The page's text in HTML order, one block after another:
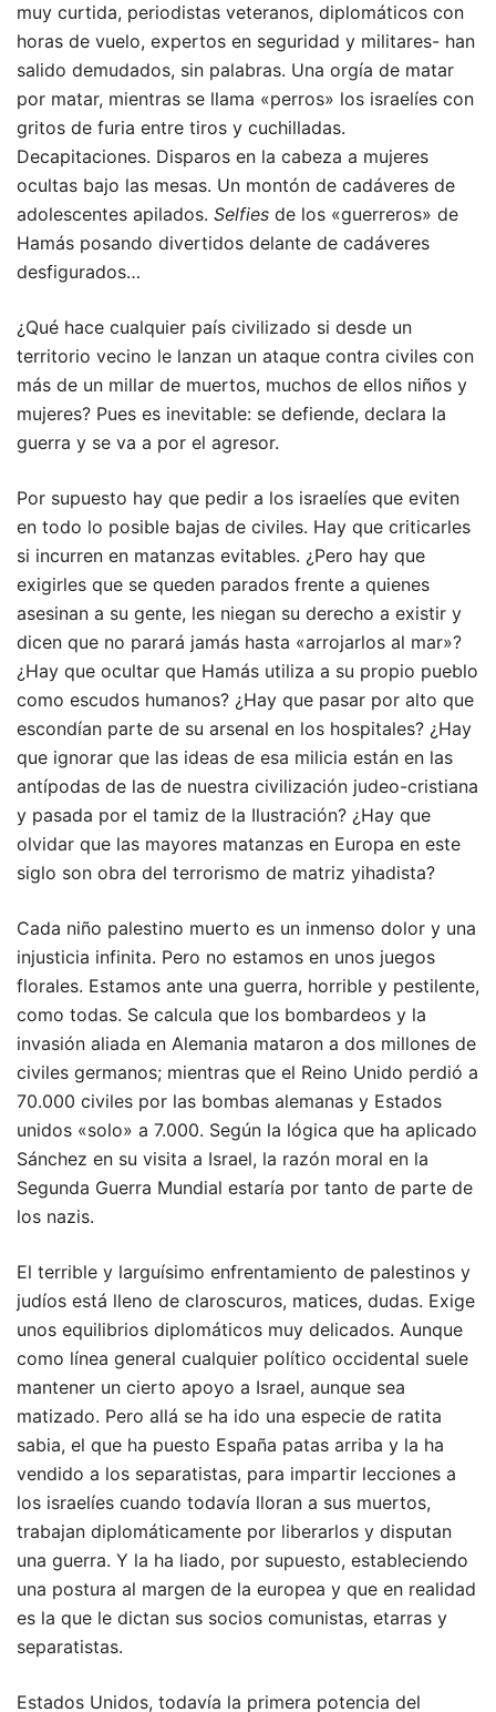
muy curtida, periodistas veteranos, diplomáticos con
horas de vuelo, expertos en seguridad y militares- han
salido demudados, sin palabras. Una orgía de matar
por matar, mientras se llama «perros» los israelíes con
gritos de furia entre tiros y cuchilladas.
Decapitaciones. Disparos en la cabeza a mujeres
ocultas bajo las mesas. Un montón de cadáveres de
adolescentes apilados. Selfies de los «guerreros» de
Hamás posando divertidos delante de cadáveres
desfigurados…
¿Qué hace cualquier país civilizado si desde un
territorio vecino le lanzan un ataque contra civiles con
más de un millar de muertos, muchos de ellos niños y
mujeres? Pues es inevitable: se defiende, declara la
guerra y se va a por el agresor.
Por supuesto hay que pedir a los israelíes que eviten
en todo lo posible bajas de civiles. Hay que criticarles
si incurren en matanzas evitables. ¿Pero hay que
exigirles que se queden parados frente a quienes
asesinan a su gente, les niegan su derecho a existir y
dicen que no parará jamás hasta «arrojarlos al mar»?
¿Hay que ocultar que Hamás utiliza a su propio pueblo
como escudos humanos? ¿Hay que pasar por alto que
escondían parte de su arsenal en los hospitales? ¿Hay
que ignorar que las ideas de esa milicia están en las
antípodas de las de nuestra civilización judeo-cristiana
y pasada por el tamiz de la Ilustración? ¿Hay que
olvidar que las mayores matanzas en Europa en este
siglo son obra del terrorismo de matriz yihadista?
Cada niño palestino muerto es un inmenso dolor y una
injusticia infinita. Pero no estamos en unos juegos
florales. Estamos ante una guerra, horrible y pestilente,
como todas. Se calcula que los bombardeos y la
invasión aliada en Alemania mataron a dos millones de
civiles germanos; mientras que el Reino Unido perdió a
70.000 civiles por las bombas alemanas y Estados
unidos «solo» a 7.000. Según la lógica que ha aplicado
Sánchez en su visita a Israel, la razón moral en la
Segunda Guerra Mundial estaría por tanto de parte de
los nazis.
El terrible y larguísimo enfrentamiento de palestinos y
judíos está lleno de claroscuros, matices, dudas. Exige
unos equilibrios diplomáticos muy delicados. Aunque
como línea general cualquier político occidental suele
mantener un cierto apoyo a Israel, aunque sea
matizado. Pero allá se ha ido una especie de ratita
sabia, el que ha puesto España patas arriba y la ha
vendido a los separatistas, para impartir lecciones a
los israelíes cuando todavía lloran a sus muertos,
trabajan diplomáticamente por liberarlos y disputan
una guerra. Y la ha liado, por supuesto, estableciendo
una postura al margen de la europea y que en realidad
es la que le dictan sus socios comunistas, etarras y
separatistas.
Estados Unidos, todavía la primera potencia del